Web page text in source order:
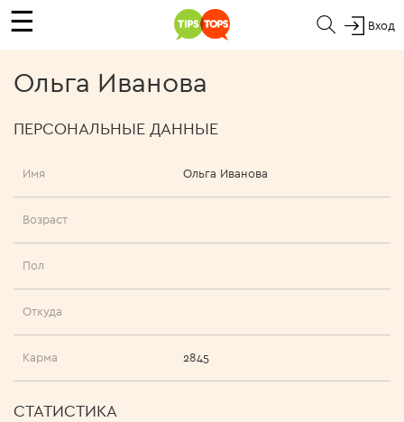
☰ Вход
Ольга Иванова
ПЕРСОНАЛЬНЫЕ ДАННЫЕ
Имя Ольга Иванова
Возраст
Пол
Откуда
Карма 2845
СТАТИСТИКА